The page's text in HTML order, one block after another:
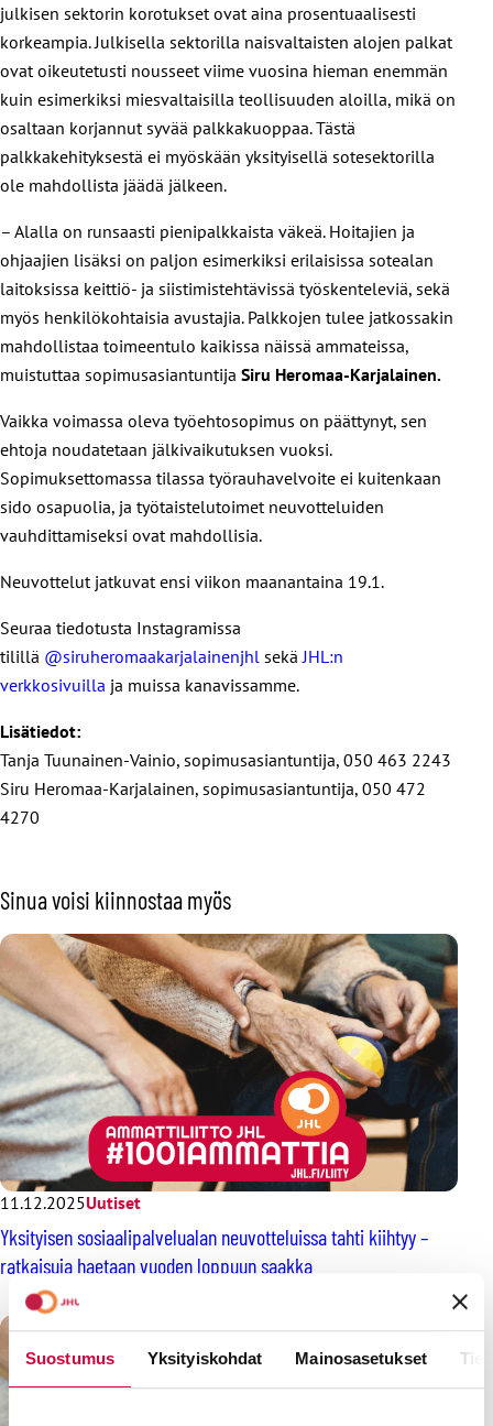
Suostumus Yksityiskohdat Mainosasetukset
julkisen sektorin korotukset ovat aina prosentuaalisesti
korkeampia. Julkisella sektorilla naisvaltaisten alojen palkat
ovat oikeutetusti nousseet viime vuosina hieman enemmän
kuin esimerkiksi miesvaltaisilla teollisuuden aloilla, mikä on
osaltaan korjannut syvää palkkakuoppaa. Tästä
palkkakehityksestä ei myöskään yksityisellä sotesektorilla
ole mahdollista jäädä jälkeen.
– Alalla on runsaasti pienipalkkaista väkeä. Hoitajien ja
ohjaajien lisäksi on paljon esimerkiksi erilaisissa sotealan
laitoksissa keittiö- ja siistimistehtävissä työskenteleviä, sekä
myös henkilökohtaisia avustajia. Palkkojen tulee jatkossakin
mahdollistaa toimeentulo kaikissa näissä ammateissa,
muistuttaa sopimusasiantuntija Siru Heromaa-Karjalainen.
Vaikka voimassa oleva työehtosopimus on päättynyt, sen
ehtoja noudatetaan jälkivaikutuksen vuoksi.
Sopimuksettomassa tilassa työrauhavelvoite ei kuitenkaan
sido osapuolia, ja työtaistelutoimet neuvotteluiden
vauhdittamiseksi ovat mahdollisia.
Neuvottelut jatkuvat ensi viikon maanantaina 19.1.
Seuraa tiedotusta Instagramissa
tilillä @siruheromaakarjalainenjhl sekä JHL:n
verkkosivuilla ja muissa kanavissamme.
Lisätiedot:
Tanja Tuunainen-Vainio, sopimusasiantuntija, 050 463 2243
Siru Heromaa-Karjalainen, sopimusasiantuntija, 050 472
4270
Sinua voisi kiinnostaa myös
11.12.2025Uutiset
Yksityisen sosiaalipalvelualan neuvotteluissa tahti kiihtyy –
ratkaisuja haetaan vuoden loppuun saakka